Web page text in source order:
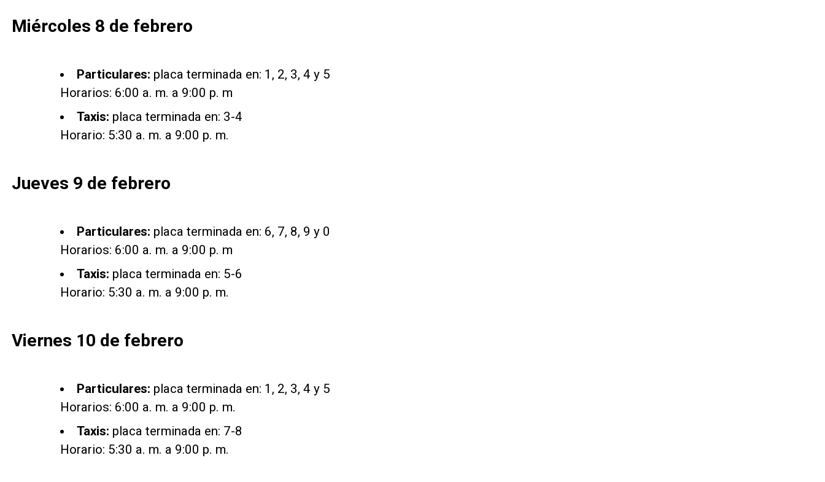
Miércoles 8 de febrero
Particulares: placa terminada en: 1, 2, 3, 4 y 5
Horarios: 6:00 a. m. a 9:00 p. m
Taxis: placa terminada en: 3-4
Horario: 5:30 a. m. a 9:00 p. m.
Jueves 9 de febrero
Particulares: placa terminada en: 6, 7, 8, 9 y 0
Horarios: 6:00 a. m. a 9:00 p. m
Taxis: placa terminada en: 5-6
Horario: 5:30 a. m. a 9:00 p. m.
Viernes 10 de febrero
Particulares: placa terminada en: 1, 2, 3, 4 y 5
Horarios: 6:00 a. m. a 9:00 p. m.
Taxis: placa terminada en: 7-8
Horario: 5:30 a. m. a 9:00 p. m.